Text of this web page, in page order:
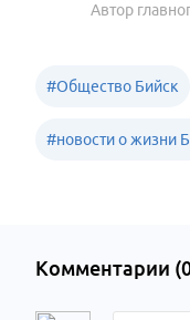
Автор
#Общество Бийск
#новости о жизни
Комментарии (